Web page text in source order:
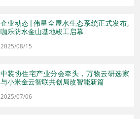
企业动态|伟星全屋水生态系统正式发布,
咖乐防水金山基地竣工启幕
2025/08/15
中装协住宅产业分会牵头，万物云研选家
与小米金云智联共创局改智能新篇
2025/07/06